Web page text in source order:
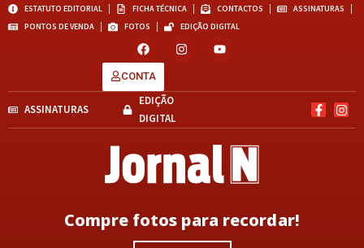
ESTATUTO EDITORIAL FICHA TÉCNICA CONTACTOS
ASSINATURAS
PONTOS DE VENDA
FOTOS EDIÇÃO DIGITAL
CONTA
ASSINATURAS
EDIÇÃO
DIGITAL
Compre fotos para recordar!